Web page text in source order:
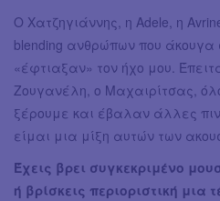
Ο Χατζηγιάννης, η Adele, η
blending ανθρώπων που άκουγα
«έφτιαξαν» τον ήχο μου.
Ζουγανέλη, ο Μαχαιρίτσας,
ξέρουμε και έβαλαν άλλες
είμαι μια μίξη αυτών των
Έχεις βρει συγκεκριμένο
ή βρίσκεις περιοριστική μια